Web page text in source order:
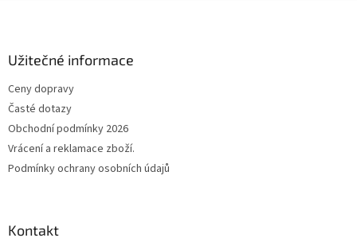
Užitečné informace
Ceny dopravy
Časté dotazy
Obchodní podmínky 2026
Vrácení a reklamace zboží.
Podmínky ochrany osobních údajů
Kontakt